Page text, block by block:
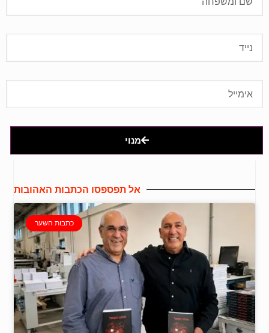
מנוי
אל תפספסו הכתבות האהובות
כתבות השער